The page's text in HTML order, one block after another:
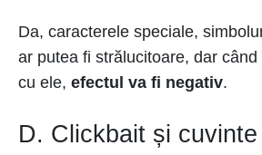
Da, caracterele speciale,
ar putea fi strălucitoare, dar când
cu ele, efectul va fi negativ.
D. Clickbait și